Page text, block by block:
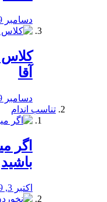
دسامبر 19, 2019
آقا
دسامبر 19, 2019
تناسب اندام
اگر
باشید
اکتبر 3, 2019